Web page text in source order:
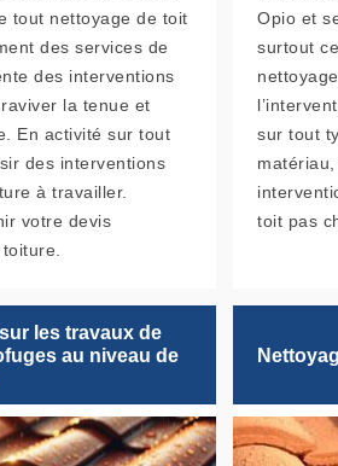
tout nettoyage de toit
des services de
des interventions
la tenue et
En activité sur tout
des interventions
à travailler.
votre devis
Opio et
surtout
sur tout
toit pas
les travaux de
au niveau de